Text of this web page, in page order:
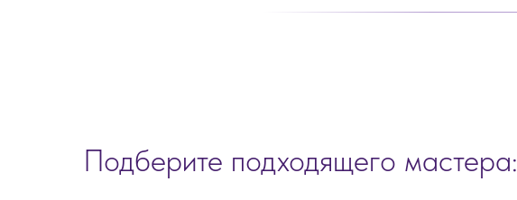
Подберите подходящего мастера: